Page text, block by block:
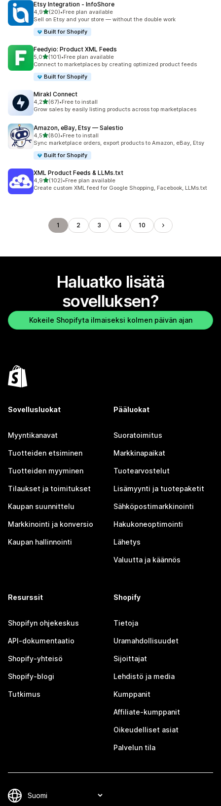
Etsy Integration ‑ InfoShore
4,9/ 5 tähteä
(20)
20 arvostelua yhteensä
•Free plan available
Sell on Etsy and your store — without the double work
Built for Shopify
Feedyio: Product XML Feeds
5,0/ 5 tähteä
(101)
101 arvostelua yhteensä
•Free plan available
Connect to marketplaces by creating optimized product feeds
Built for Shopify
Mirakl Connect
4,2/ 5 tähteä
(67)
67 arvostelua yhteensä
•Free to install
Grow sales by easily listing products across top marketplaces
Amazon, eBay, Etsy — Salestio
4,5/ 5 tähteä
(80)
80 arvostelua yhteensä
•Free to install
Sync marketplace orders, export products to Amazon, eBay, Etsy
Built for Shopify
XML Product Feeds & LLMs.txt
4,9/ 5 tähteä
(102)
102 arvostelua yhteensä
•Free plan available
Create custom XML feed for Google Shopping, Facebook, LLMs.txt
1 2 3 4 10
Haluatko lisätä
sovelluksen?
Kokeile Shopifyta ilmaiseksi kolmen päivän ajan
Sovellusluokat
Myyntikanavat
Tuotteiden etsiminen
Tuotteiden myyminen
Tilaukset ja toimitukset
Kaupan suunnittelu
Markkinointi ja konversio
Kaupan hallinnointi
Pääluokat
Suoratoimitus
Markkinapaikat
Tuotearvostelut
Lisämyynti ja tuotepaketit
Sähköpostimarkkinointi
Hakukoneoptimointi
Lähetys
Valuutta ja käännös
Resurssit
Shopifyn ohjekeskus
API-dokumentaatio
Shopify-yhteisö
Shopify-blogi
Tutkimus
Shopify
Tietoja
Uramahdollisuudet
Sijoittajat
Lehdistö ja media
Kumppanit
Affiliate-kumppanit
Oikeudelliset asiat
Palvelun tila